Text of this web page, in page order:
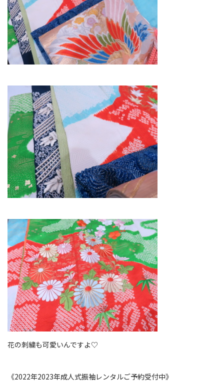
花の刺繍も可愛いんですよ♡
《2022年2023年成人式振袖レンタルご予約受付中》